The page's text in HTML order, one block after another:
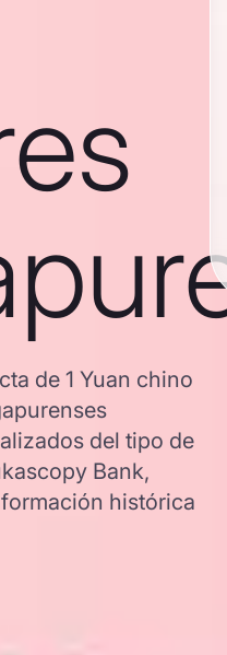
de 1 Yuan chino
del tipo de
Bank,
histórica